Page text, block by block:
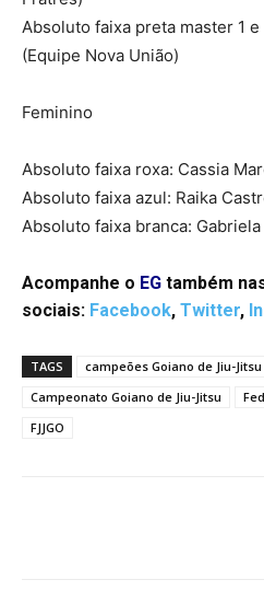
Absoluto faixa preta master 1
(Equipe Nova União)
Feminino
Absoluto faixa roxa: Cassia
Absoluto faixa azul: Raika
Absoluto faixa branca:
Acompanhe o EG também
sociais: Facebook, Twitter,
TAGS
campeões Goiano de Jiu-Jitsu
Campeonato Goiano de Jiu-Jitsu
FJJGO